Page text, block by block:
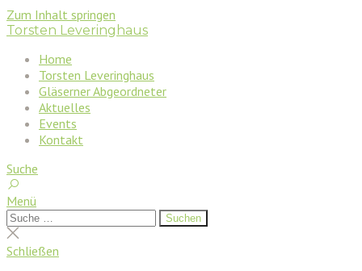
Zum Inhalt springen
Torsten Leveringhaus
Home
Torsten Leveringhaus
Gläserner Abgeordneter
Aktuelles
Events
Kontakt
Suche
Menü
Suchen
nach:
Suchen
Suche
schließen
Schließen